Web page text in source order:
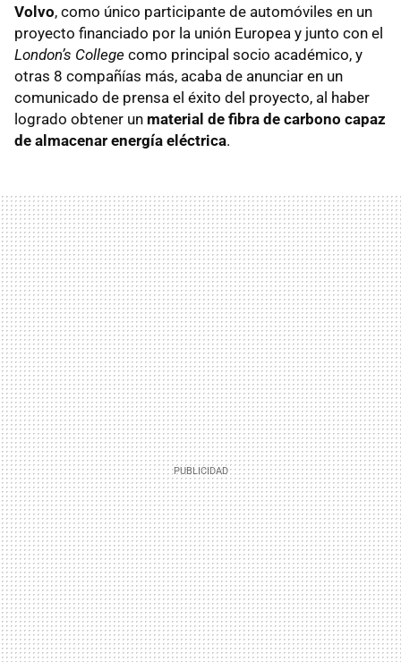
Volvo, como único participante de automóviles en un
proyecto financiado por la unión Europea y junto con el
London’s College como principal socio académico, y
otras 8 compañías más, acaba de anunciar en un
comunicado de prensa el éxito del proyecto, al haber
logrado obtener un material de fibra de carbono capaz
de almacenar energía eléctrica.